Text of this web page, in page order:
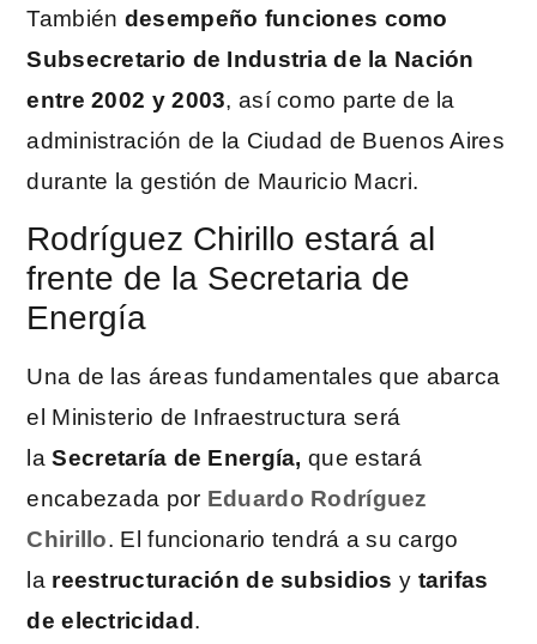
También desempeño funciones como
Subsecretario de Industria de la Nación
entre 2002 y 2003, así como parte de la
administración de la Ciudad de Buenos Aires
durante la gestión de Mauricio Macri.
Rodríguez Chirillo estará al
frente de la Secretaria de
Energía
Una de las áreas fundamentales que abarca
el Ministerio de Infraestructura será
laSecretaría de Energía, que estará
encabezada por Eduardo Rodríguez
Chirillo. El funcionario tendrá a su cargo
la reestructuración de subsidios y tarifas
de electricidad .